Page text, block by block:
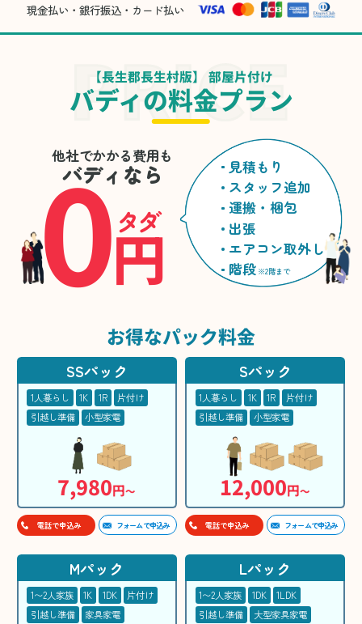
現金払い・銀行振込・カード払い
【長生郡長生村版】 部屋片付け
バディの料金プラン
他社でかかる費用も
バディなら
0円
タダ
見積もり
スタッフ追加
運搬・梱包
出張
エアコン取外し
階段 ※2階まで
お得なパック料金
SSパック
1人暮らし 1K 1R
片付け
引越し準備
小型家電
7,980円〜
電話で申込み フォームで申込み
Sパック
1人暮らし 1K 1R
片付け
引越し準備
小型家電
12,000円〜
電話で申込み フォームで申込み
Mパック
1〜2人家族 1K 1DK
片付け
引越し準備
家具家電
Lパック
1〜2人家族 1DK
1LDK
引越し準備
大型家具家電